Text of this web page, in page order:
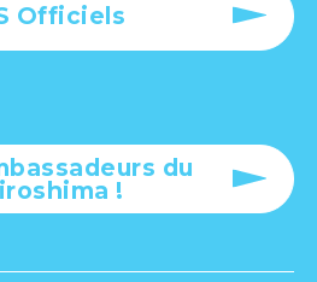
Officiels
du
!